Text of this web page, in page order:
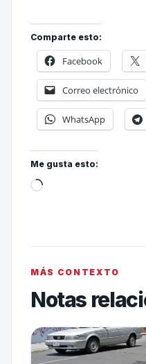
Comparte esto:
Facebook
Correo electrónico
WhatsApp
Me gusta esto:
MÁS CONTEXTO
Notas